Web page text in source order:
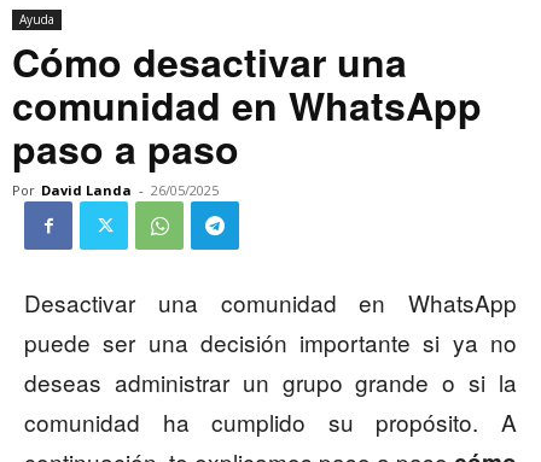
Ayuda
Cómo desactivar una
comunidad en WhatsApp
paso a paso
Por David Landa - 26/05/2025
Desactivar una comunidad en WhatsApp
puede ser una decisión importante si ya no
deseas administrar un grupo grande o si la
comunidad ha cumplido su propósito. A